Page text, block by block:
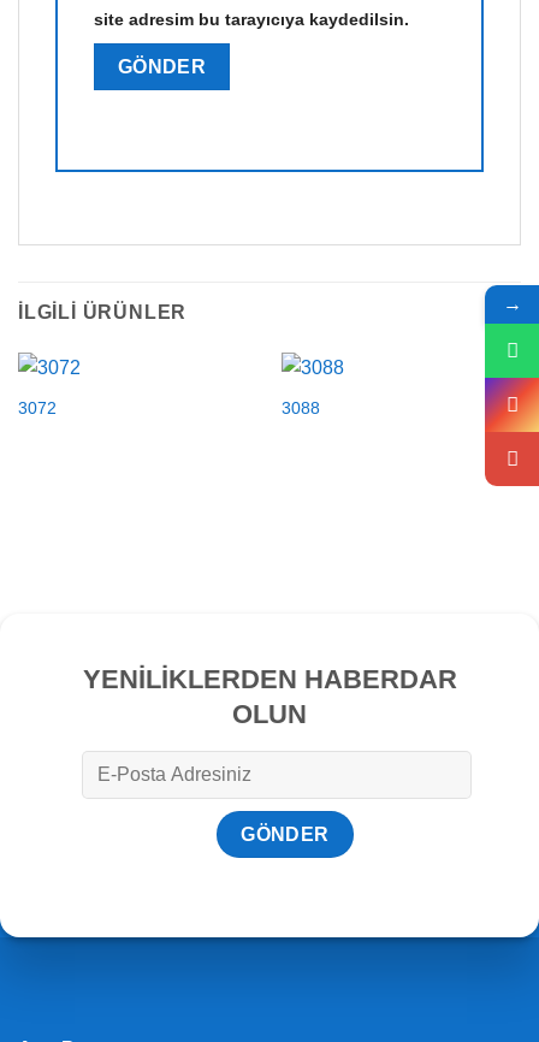
site adresim bu tarayıcıya kaydedilsin.
İLGILI ÜRÜNLER
3072 3088
YENİLİKLERDEN HABERDAR
OLUN
→